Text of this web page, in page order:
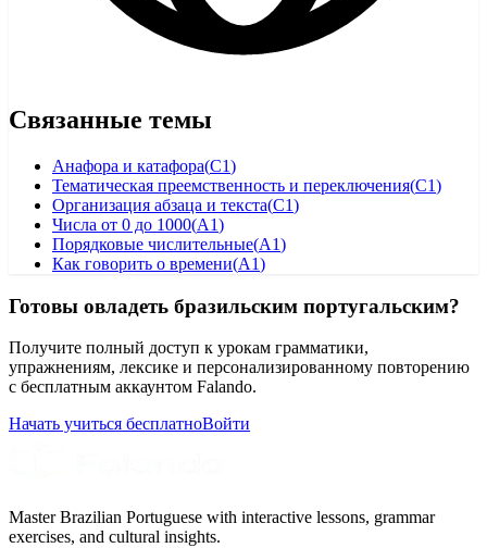
Связанные темы
Анафора и катафора(C1)
Тематическая преемственность и переключения(C1)
Организация абзаца и текста(C1)
Числа от 0 до 1000(A1)
Порядковые числительные(A1)
Как говорить о времени(A1)
Готовы овладеть бразильским португальским?
Получите полный доступ к урокам грамматики,
упражнениям, лексике и персонализированному повторению
с бесплатным аккаунтом Falando.
Начать учиться бесплатноВойти
Master Brazilian Portuguese with interactive lessons, grammar
exercises, and cultural insights.